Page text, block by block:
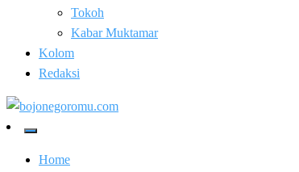
Tokoh
Kabar Muktamar
Kolom
Redaksi
bojonegoromu.com
Home